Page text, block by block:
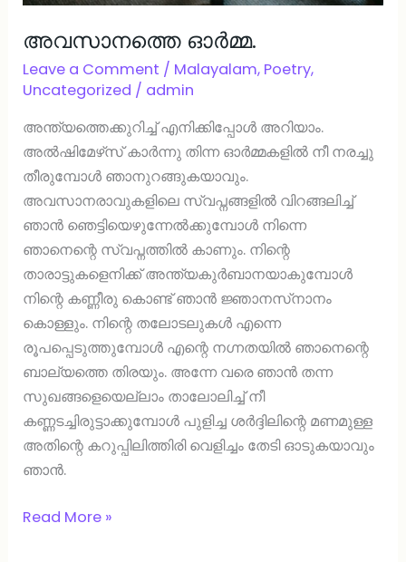
അവസാനത്തെ ഓര്‍മ്മ.
Leave a Comment / Malayalam, Poetry,
Uncategorized / admin
അന്ത്യത്തെക്കുറിച്ച് എനിക്കിപ്പോള്‍ അറിയാം.
അല്‍ഷിമേഴ്‌സ് കാര്‍ന്നു തിന്ന ഓര്‍മ്മകളില്‍ നീ നരച്ചു
തീരുമ്പോള്‍ ഞാനുറങ്ങുകയാവും.
അവസാനരാവുകളിലെ സ്വപ്നങ്ങളില്‍ വിറങ്ങലിച്ച്
ഞാന്‍ ഞെട്ടിയെഴുന്നേല്‍ക്കുമ്പോള്‍ നിന്നെ
ഞാനെന്റെ സ്വപ്നത്തില്‍ കാണും. നിന്റെ
താരാട്ടുകളെനിക്ക് അന്ത്യകുര്‍ബാനയാകുമ്പോള്‍
നിന്റെ കണ്ണീരു കൊണ്ട് ഞാന്‍ ജ്ഞാനസ്‌നാനം
കൊള്ളും. നിന്റെ തലോടലുകള്‍ എന്നെ
രൂപപ്പെടുത്തുമ്പോള്‍ എന്റെ നഗ്നതയില്‍ ഞാനെന്റെ
ബാല്യത്തെ തിരയും. അന്നേ വരെ ഞാന്‍ തന്ന
സുഖങ്ങളെയെല്ലാം താലോലിച്ച് നീ
കണ്ണടച്ചിരുട്ടാക്കുമ്പോള്‍ പുളിച്ച ശര്‍ദ്ദിലിന്റെ മണമുള്ള
അതിന്റെ കറുപ്പിലിത്തിരി വെളിച്ചം തേടി ഓടുകയാവും
ഞാന്‍.
Read More »